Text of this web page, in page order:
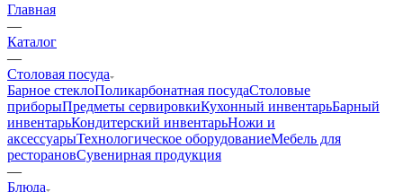
Главная
—
Каталог
—
Столовая посуда
Барное стеклоПоликарбонатная посудаСтоловые
приборыПредметы сервировкиКухонный инвентарьБарный
инвентарьКондитерский инвентарьНожи и
аксессуарыТехнологическое оборудованиеМебель для
ресторановСувенирная продукция
—
Блюда